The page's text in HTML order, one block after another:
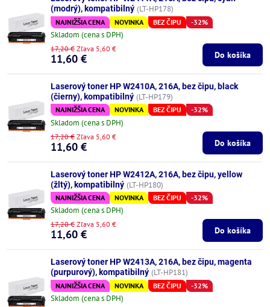
(modrý), kompatibilný (LT-HP178)
NAJNIŽŠIA CENA NOVINKA BEZ ČIPU -32%
Skladom (cena s DPH)
11,60 €
17,20 € Zľava 5,60 €
Do košíka
Laserový toner HP W2410A, 216A, bez čipu, black
(čierny), kompatibilný (LT-HP179)
NAJNIŽŠIA CENA NOVINKA BEZ ČIPU -32%
Skladom (cena s DPH)
11,60 €
17,20 € Zľava 5,60 €
Do košíka
Laserový toner HP W2412A, 216A, bez čipu, yellow
(žltý), kompatibilný (LT-HP180)
NAJNIŽŠIA CENA NOVINKA BEZ ČIPU -32%
Skladom (cena s DPH)
11,60 €
17,20 € Zľava 5,60 €
Do košíka
Laserový toner HP W2413A, 216A, bez čipu, magenta
(purpurový), kompatibilný (LT-HP181)
NAJNIŽŠIA CENA NOVINKA BEZ ČIPU -32%
Skladom (cena s DPH)